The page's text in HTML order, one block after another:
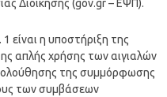
Διοίκησης (gov.gr – ΕΨΠ).
είναι η υποστήριξη της
απλής χρήσης των αιγιαλών
της συμμόρφωσης
των συμβάσεων